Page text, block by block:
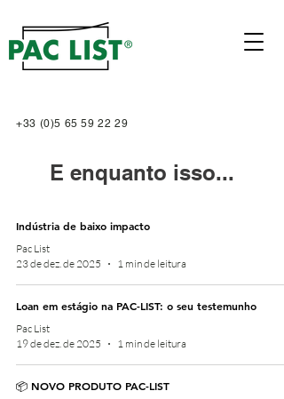
+33 (0)5 65 59 22 29
E enquanto isso...
Indústria de baixo impacto
Pac List
23 de dez. de 2025
1 min de leitura
Loan em estágio na PAC-LIST: o seu testemunho
Pac List
19 de dez. de 2025
1 min de leitura
📦 NOVO PRODUTO PAC-LIST